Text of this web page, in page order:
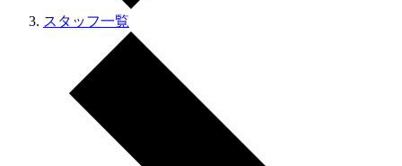
スタッフ一覧